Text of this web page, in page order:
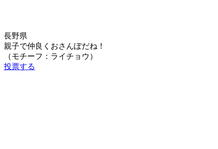
長野県
親子で仲良くおさんぽだね！
（モチーフ：ライチョウ）
投票する